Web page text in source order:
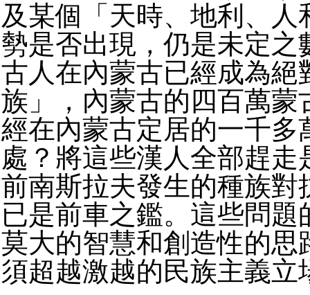
及某個「天時、地利、人
勢是否出現，仍是未定之
古人在內蒙古已經成為絕
族」，內蒙古的四百萬蒙
經在內蒙古定居的一千多
處？將這些漢人全部趕走
前南斯拉夫發生的種族對
已是前車之鑑。這些問題
莫大的智慧和創造性的思
須超越激越的民族主義立